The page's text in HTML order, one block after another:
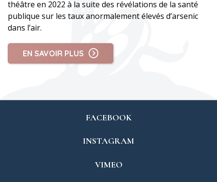
théâtre en 2022 à la suite des révélations de la santé
publique sur les taux anormalement élevés d’arsenic
dans l’air.
EN SAVOIR PLUS
FACEBOOK
INSTAGRAM
VIMEO